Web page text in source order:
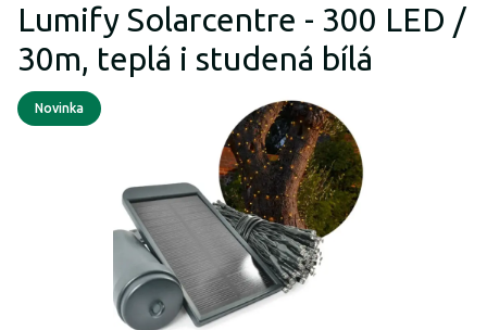
Lumify Solarcentre - 300 LED /
30m, teplá i studená bílá
Novinka